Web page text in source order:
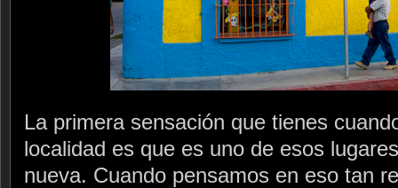
La primera sensación que tienes
localidad es que es uno de esos
nueva. Cuando pensamos en eso tan